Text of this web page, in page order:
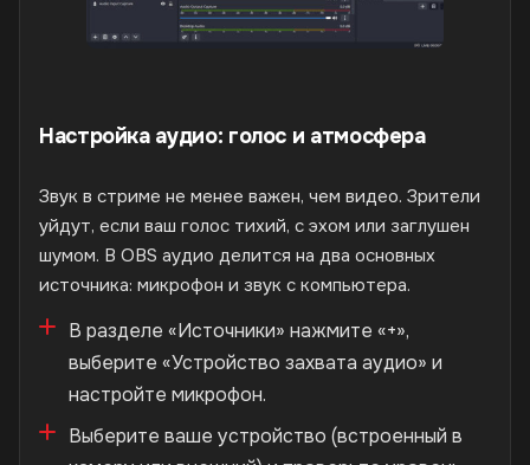
Настройка аудио: голос и атмосфера
Звук в стриме не менее важен, чем видео. Зрители
уйдут, если ваш голос тихий, с эхом или заглушен
шумом. В OBS аудио делится на два основных
источника: микрофон и звук с компьютера.
В разделе «Источники» нажмите «+»,
выберите «Устройство захвата аудио» и
настройте микрофон.
Выберите ваше устройство (встроенный в